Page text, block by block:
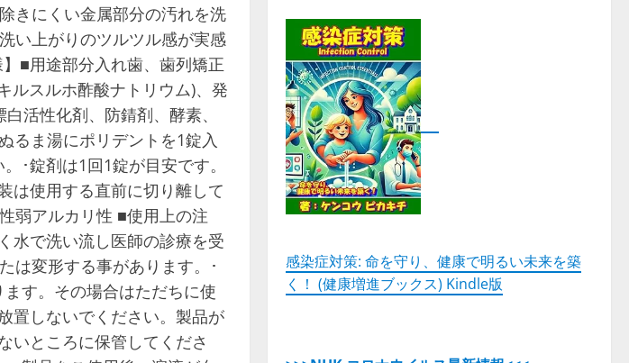
きにくい金属部分の汚れを洗
い上がりのツルツル感が実感
■用途部分入れ歯、歯列矯正
ルスルホ酢酸ナトリウム)、発
活性化剤、防錆剤、酵素、
るま湯にポリデントを1錠入
･錠剤は1回1錠が目安です。
は使用する直前に切り離して
弱アルカリ性 ■使用上の注
水で洗い流し医師の診療を受
は変形する事があります。･
す。その場合はただちに使
置しないでください。製品が
いところに保管してくださ
感染症対策: 命を守り、健康で明るい未来を築
く！ (健康増進ブックス) Kindle版